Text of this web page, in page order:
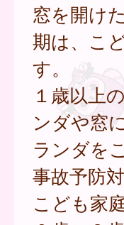
窓を開け
期は、こ
す。
１歳以上
ンダや窓
ランダを
事故予防
こども家